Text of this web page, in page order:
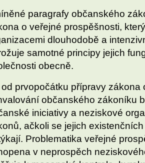
paragrafy občanského
o veřejné prospěšnosti,
dlouhodobě a
samotné principy jejich
obecně.
prvopočátku přípravy zákona
občanského zákoníku
iniciativy a neziskové
ačkoli se jejich
Problematika veřejné
v neprospěch